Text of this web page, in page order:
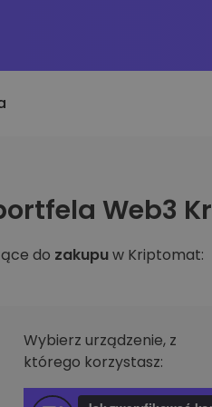
swoje
Alerty
Web3
do zakupuw Kriptomat:
Wybierz urządzenie, z
którego korzystasz: